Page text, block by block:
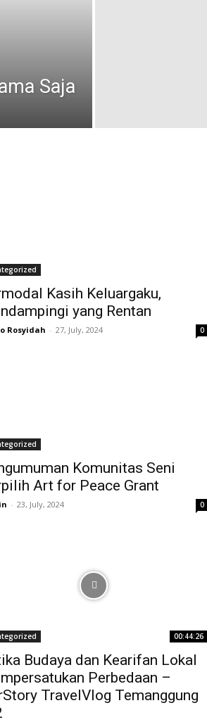
Saja
Kasih Keluargaku,
yang Rentan
Rosyidah - 27, July, 2024 0
Komunitas Seni
Art for Peace Grant
- 23, July, 2024 0
00:44:26
Budaya dan Kearifan Lokal
Perbedaan –
TravelVlog Temanggung